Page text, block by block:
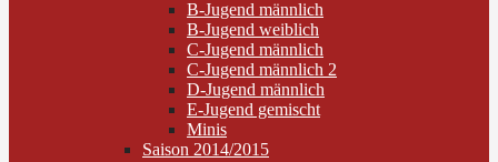
B-Jugend männlich
B-Jugend weiblich
C-Jugend männlich
C-Jugend männlich 2
D-Jugend männlich
E-Jugend gemischt
Minis
Saison 2014/2015